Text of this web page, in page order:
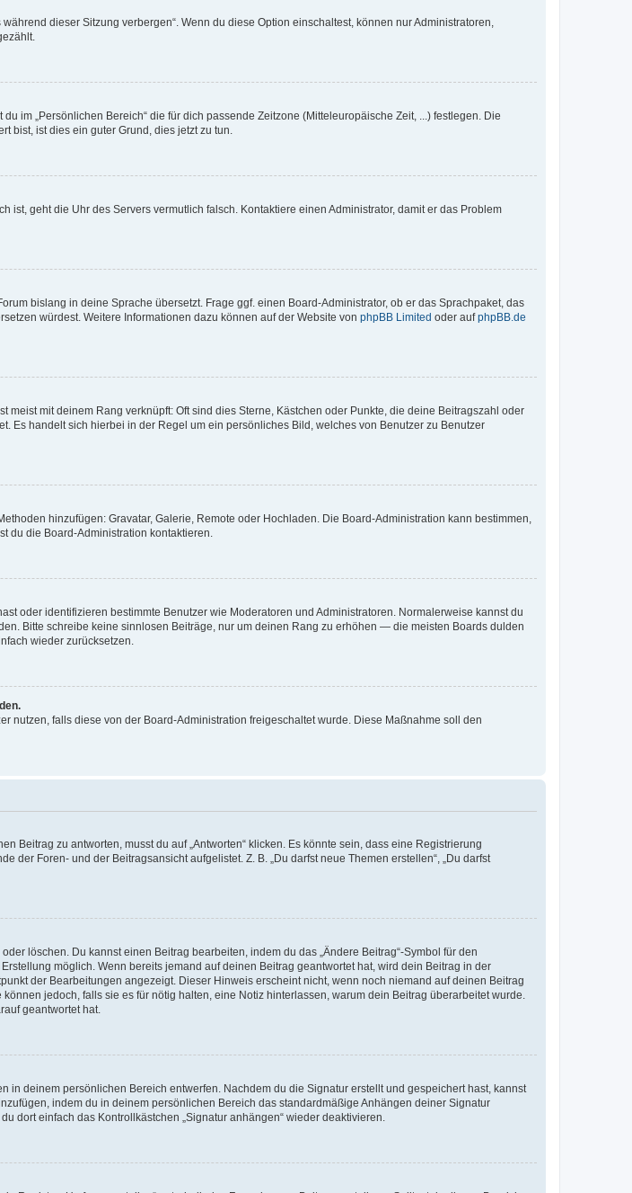
dieser Sitzung verbergen“. Wenn du diese Option einschaltest, können nur Administratoren,
im „Persönlichen Bereich“ die für dich passende Zeitzone (Mitteleuropäische Zeit, ...) festlegen. Die
bist, ist dies ein guter Grund, dies jetzt zu tun.
geht die Uhr des Servers vermutlich falsch. Kontaktiere einen Administrator, damit er das Problem
bislang in deine Sprache übersetzt. Frage ggf. einen Board-Administrator, ob er das Sprachpaket, das
würdest. Weitere Informationen dazu können auf der Website von phpBB Limited oder aufphpBB.de
mit deinem Rang verknüpft: Oft sind dies Sterne, Kästchen oder Punkte, die deine Beitragszahl oder
Es handelt sich hierbei in der Regel um ein persönliches Bild, welches von Benutzer zu Benutzer
hinzufügen: Gravatar, Galerie, Remote oder Hochladen. Die Board-Administration kann bestimmen,
du die Board-Administration kontaktieren.
oder identifizieren bestimmte Benutzer wie Moderatoren und Administratoren. Normalerweise kannst du
Bitte schreibe keine sinnlosen Beiträge, nur um deinen Rang zu erhöhen — die meisten Boards dulden
wieder zurücksetzen.
nutzen, falls diese von der Board-Administration freigeschaltet wurde. Diese Maßnahme soll den
Beitrag zu antworten, musst du auf „Antworten“ klicken. Es könnte sein, dass eine Registrierung
Foren- und der Beitragsansicht aufgelistet. Z. B. „Du darfst neue Themen erstellen“, „Du darfst
löschen. Du kannst einen Beitrag bearbeiten, indem du das „Ändere Beitrag“-Symbol für den
möglich. Wenn bereits jemand auf deinen Beitrag geantwortet hat, wird dein Beitrag in der
der Bearbeitungen angezeigt. Dieser Hinweis erscheint nicht, wenn noch niemand auf deinen Beitrag
jedoch, falls sie es für nötig halten, eine Notiz hinterlassen, warum dein Beitrag überarbeitet wurde.
geantwortet hat.
deinem persönlichen Bereich entwerfen. Nachdem du die Signatur erstellt und gespeichert hast, kannst
indem du in deinem persönlichen Bereich das standardmäßige Anhängen deiner Signatur
dort einfach das Kontrollkästchen „Signatur anhängen“ wieder deaktivieren.